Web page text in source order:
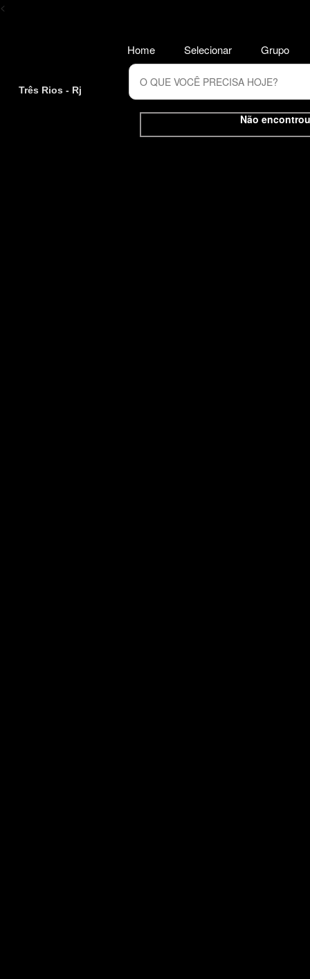
<
Três Rios - Rj
Não
Home Selecionar Grupo